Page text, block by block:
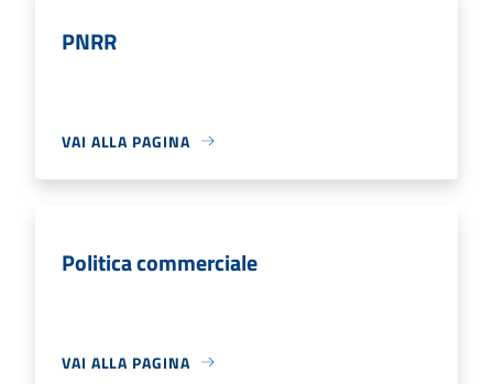
PNRR
VAI ALLA PAGINA
Politica commerciale
VAI ALLA PAGINA